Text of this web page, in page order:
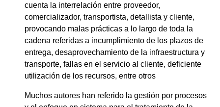
cuenta la interrelación entre proveedor,
comercializador, transportista, detallista y cliente,
provocando malas prácticas a lo largo de toda la
cadena referidas a incumplimiento de los plazos de
entrega, desaprovechamiento de la infraestructura y
transporte, fallas en el servicio al cliente, deficiente
utilización de los recursos, entre otros
Muchos autores han referido la gestión por procesos